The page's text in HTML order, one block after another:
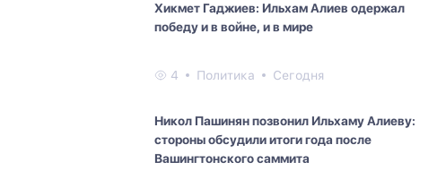
Хикмет Гаджиев: Ильхам Алиев одержал
победу и в войне, и в мире
4 Политика Сегодня
Никол Пашинян позвонил Ильхаму Алиеву:
стороны обсудили итоги года после
Вашингтонского саммита